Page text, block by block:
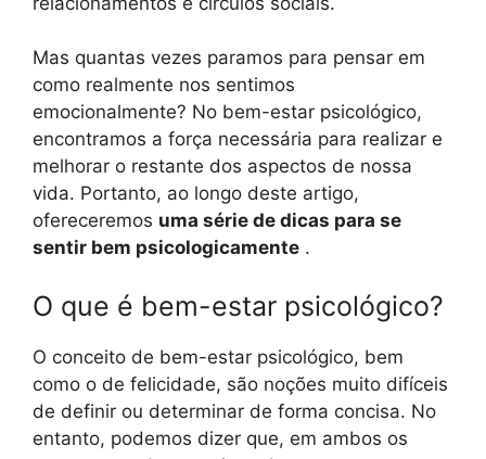
Mas quantas vezes paramos para pensar em
como realmente nos sentimos
emocionalmente? No bem-estar psicológico,
encontramos a força necessária para realizar e
melhorar o restante dos aspectos de nossa
vida. Portanto, ao longo deste artigo,
ofereceremos uma série de dicas para se
sentir bem psicologicamente .
O que é bem-estar psicológico?
O conceito de bem-estar psicológico, bem
como o de felicidade, são noções muito difíceis
de definir ou determinar de forma concisa. No
entanto, podemos dizer que, em ambos os